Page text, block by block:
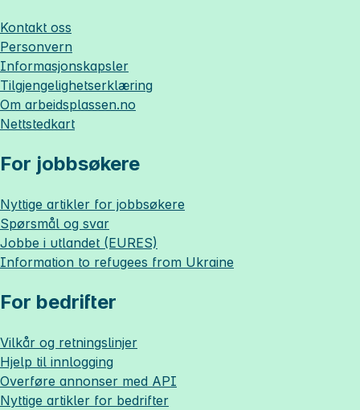
Kontakt oss
Personvern
Informasjonskapsler
Tilgjengelighetserklæring
Om arbeidsplassen.no
Nettstedkart
For jobbsøkere
Nyttige artikler for jobbsøkere
Spørsmål og svar
Jobbe i utlandet (EURES)
Information to refugees from Ukraine
For bedrifter
Vilkår og retningslinjer
Hjelp til innlogging
Overføre annonser med API
Nyttige artikler for bedrifter